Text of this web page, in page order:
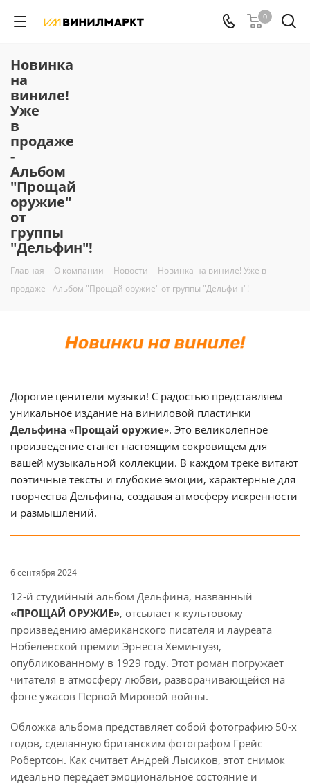
0
Новинка
на
виниле!
Уже
в
продаже
-
Альбом
"Прощай
оружие"
от
группы
"Дельфин"!
Главная - О компании - Новости - Новинка на виниле! Уже в
продаже - Альбом "Прощай оружие" от группы "Дельфин"!
Дорогие ценители музыки! С радостью представляем
уникальное издание на виниловой пластинки
Дельфина «Прощай оружие». Это великолепное
произведение станет настоящим сокровищем для
вашей музыкальной коллекции. В каждом треке витают
поэтичные тексты и глубокие эмоции, характерные для
творчества Дельфина, создавая атмосферу искренности
и размышлений.
6 сентября 2024
12-й студийный альбом Дельфина, названный
«ПРОЩАЙ ОРУЖИЕ», отсылает к культовому
произведению американского писателя и лауреата
Нобелевской премии Эрнеста Хемингуэя,
опубликованному в 1929 году. Этот роман погружает
читателя в атмосферу любви, разворачивающейся на
фоне ужасов Первой Мировой войны.
Обложка альбома представляет собой фотографию 50-х
годов, сделанную британским фотографом Грейс
Робертсон. Как считает Андрей Лысиков, этот снимок
идеально передает эмоциональное состояние и